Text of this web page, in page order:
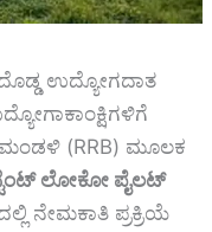
ಉದ್ಯೋಗದಾತ
ಮಂಡಳಿ (RRB) ಮೂಲಕ
ಲೋಕೋ ಪೈಲಟ್
ನೇಮಕಾತಿ ಪ್ರಕ್ರಿಯೆ